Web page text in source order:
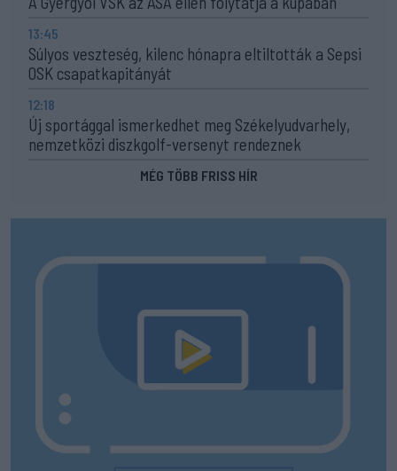
13:45
Súlyos veszteség, kilenc hónapra eltiltották a Sepsi
OSK csapatkapitányát
12:18
Új sportággal ismerkedhet meg Székelyudvarhely,
nemzetközi diszkgolf-versenyt rendeznek
MÉG TÖBB FRISS HÍR